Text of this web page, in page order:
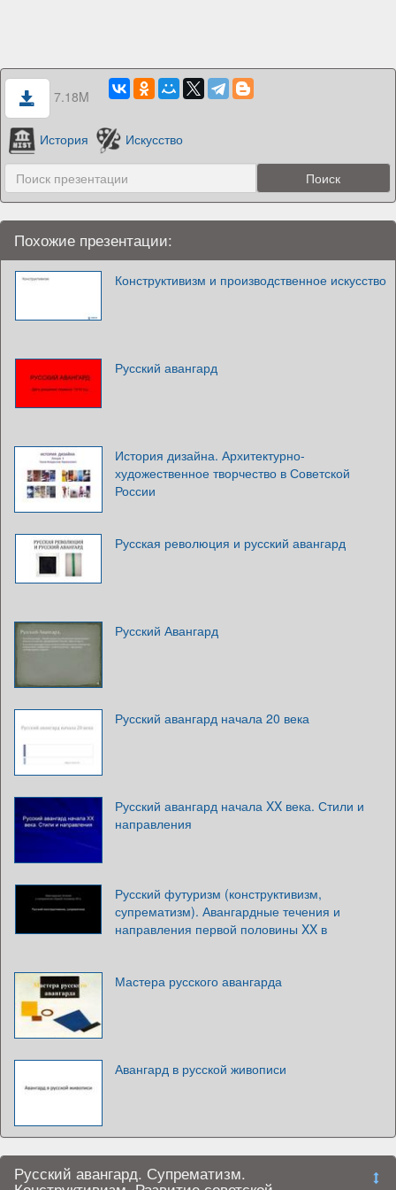
7.18M
История Искусство
Похожие презентации:
Конструктивизм и производственное искусство
Русский авангард
История дизайна. Архитектурно-
художественное творчество в Советской
России
Русская революция и русский авангард
Русский Авангард
Русский авангард начала 20 века
Русский авангард начала XX века. Стили и
направления
Русский футуризм (конструктивизм,
супрематизм). Авангардные течения и
направления первой половины XX в
Мастера русского авангарда
Авангард в русской живописи
Русский авангард. Супрематизм.